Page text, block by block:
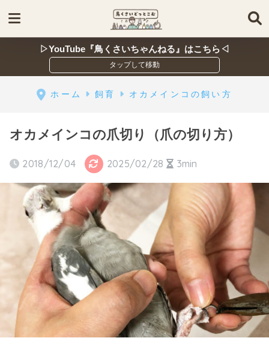
▷YouTube『鳥くさいちゃんねる』はこちら◁
ホーム 飼育 オカメインコの飼い方
オカメインコの爪切り（爪の切り方）
2018/12/04 2025/02/28 3min